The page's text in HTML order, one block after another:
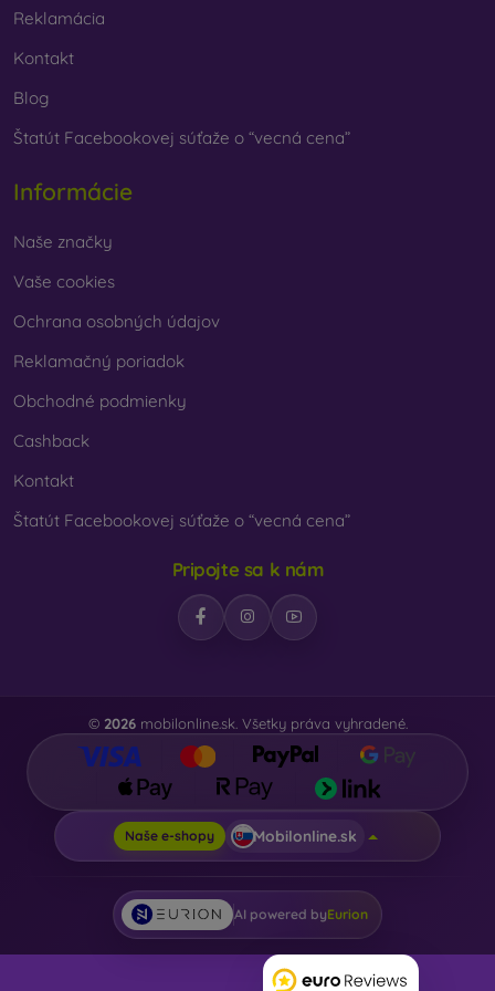
Reklamácia
Kontakt
Blog
Štatút Facebookovej súťaže o “vecná cena”
Informácie
Naše značky
Vaše cookies
Ochrana osobných údajov
Reklamačný poriadok
Obchodné podmienky
Cashback
Kontakt
Štatút Facebookovej súťaže o “vecná cena”
Pripojte sa k nám
© 2026mobilonline.sk. Všetky práva vyhradené.
Naše e-shopy Mobilonline.sk
AI powered byEurion